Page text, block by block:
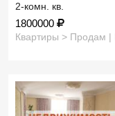
2-комн. кв.
1800000
Квартиры > Продам |